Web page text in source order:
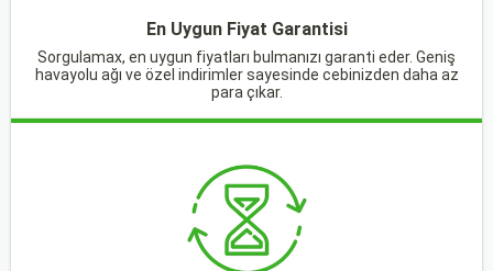
En Uygun Fiyat Garantisi
Sorgulamax, en uygun fiyatları bulmanızı garanti eder. Geniş
havayolu ağı ve özel indirimler sayesinde cebinizden daha az
para çıkar.